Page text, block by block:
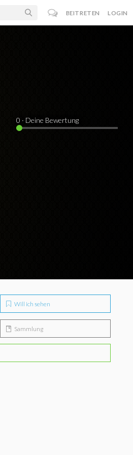
BEITRETEN LOGIN
0 · Deine Bewertung
Will ich sehen
Sammlung